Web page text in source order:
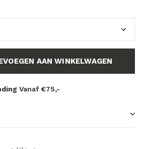
AAN WINKELWAGEN
Vanaf €75,-